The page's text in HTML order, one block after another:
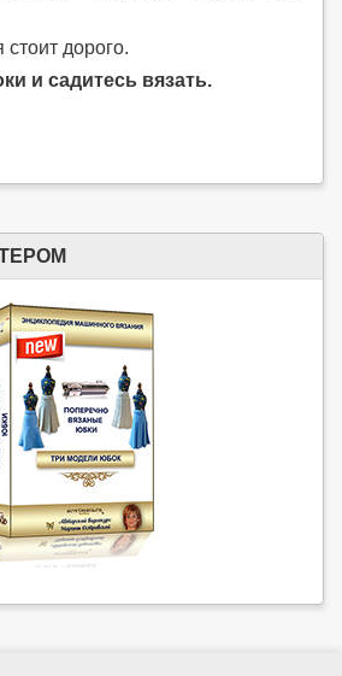
дорого.
и садитесь вязать.